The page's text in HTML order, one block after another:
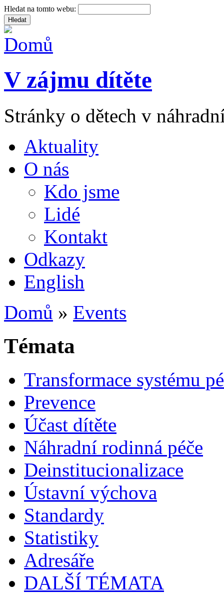
Hledat na tomto webu:
V zájmu dítěte
Stránky o dětech v
Aktuality
O nás
Kdo jsme
Lidé
Kontakt
Odkazy
English
Domů » Events
Témata
Transformace systému
Prevence
Účast dítěte
Náhradní rodinná péče
Deinstitucionalizace
Ústavní výchova
Standardy
Statistiky
Adresáře
DALŠÍ TÉMATA